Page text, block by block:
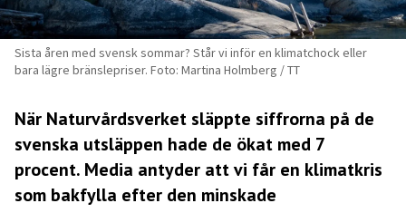
Sista åren med svensk sommar? Står vi inför en klimatchock eller
bara lägre bränslepriser. Foto: Martina Holmberg / TT
När Naturvårdsverket släppte siffrorna på de
svenska utsläppen hade de ökat med 7
procent. Media antyder att vi får en klimatkris
som bakfylla efter den minskade